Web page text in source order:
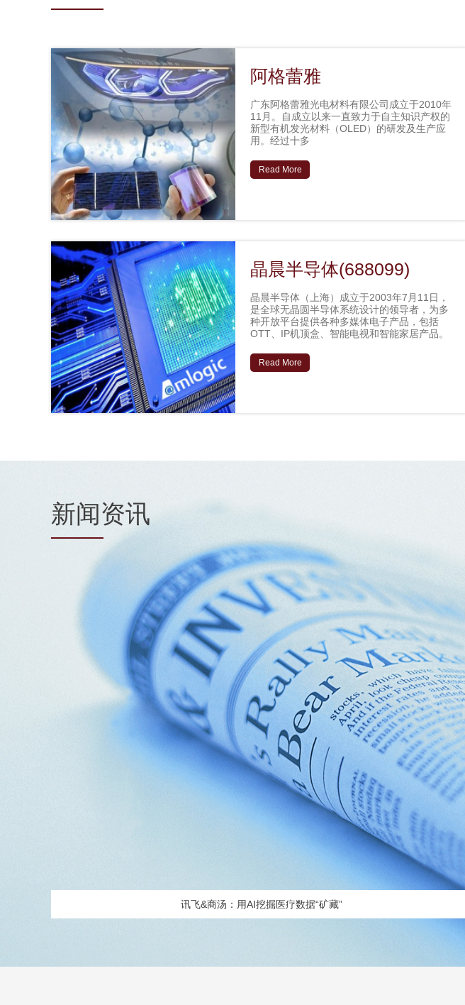
阿格蕾雅
广东阿格蕾雅光电材料有限公司成立于2010年
11月。自成立以来一直致力于自主知识产权的
新型有机发光材料（OLED）的研发及生产应
用。经过十多
Read More
晶晨半导体(688099)
晶晨半导体（上海）成立于2003年7月11日，
是全球无晶圆半导体系统设计的领导者，为多
种开放平台提供各种多媒体电子产品，包括
OTT、IP机顶盒、智能电视和智能家居产品。
Read More
新闻资讯
讯飞&商汤：用AI挖掘医疗数据“矿藏”